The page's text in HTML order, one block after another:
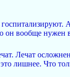
он вообще нужен
Лечат
лишнее. Что